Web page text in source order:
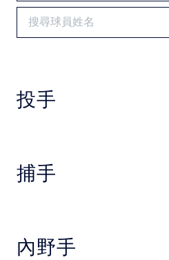
中華民國大專院校體育總會
投手
捕手
內野手